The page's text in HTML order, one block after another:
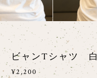
ビャンTシャツ 白
¥2,200